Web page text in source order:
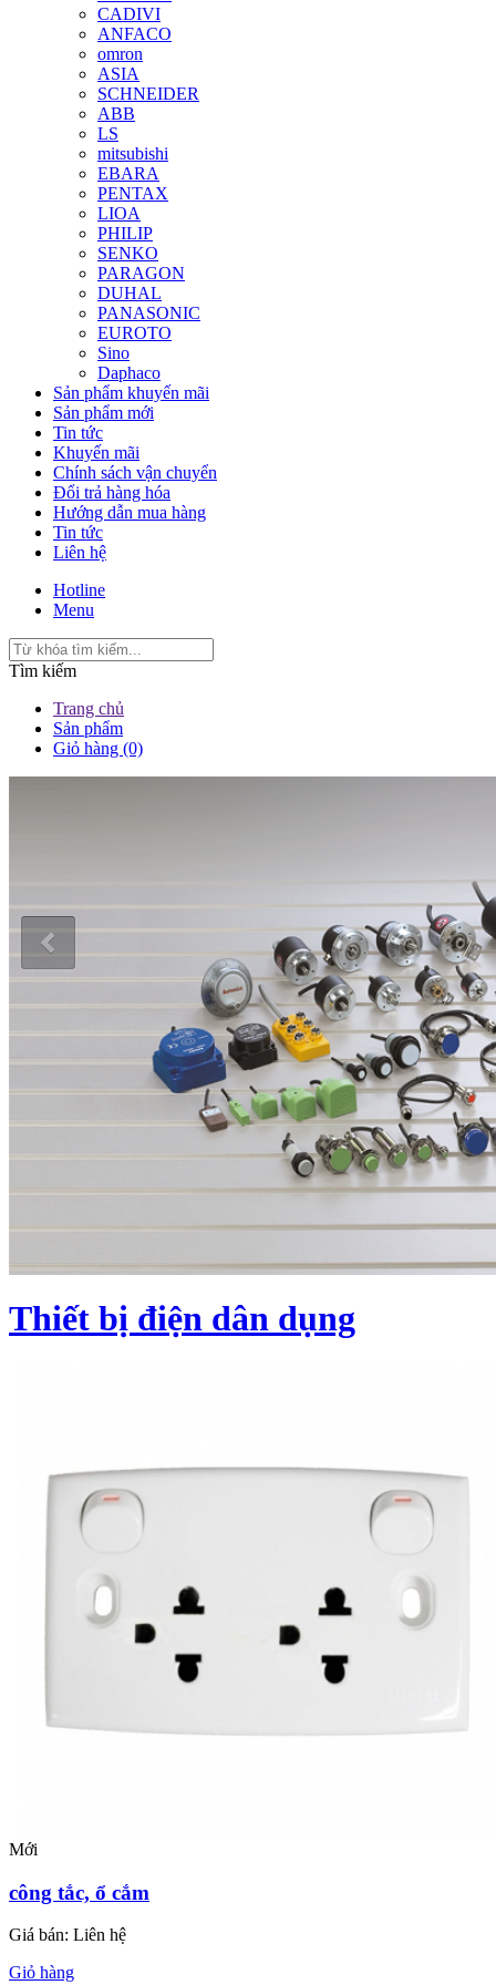
CADIVI
ANFACO
omron
ASIA
SCHNEIDER
ABB
LS
mitsubishi
EBARA
PENTAX
LIOA
PHILIP
SENKO
PARAGON
DUHAL
PANASONIC
EUROTO
Sino
Daphaco
Sản phẩm khuyến mãi
Sản phẩm mới
Tin tức
Khuyến mãi
Chính sách vận chuyển
Đổi trả hàng hóa
Hướng dẫn mua hàng
Tin tức
Liên hệ
Hotline
Menu
Tìm kiếm
Trang chủ
Sản phẩm
Giỏ hàng (0)
Thiết bị điện dân dụng
Mới
công tắc, ổ cắm
Giá bán: Liên hệ
Giỏ hàng